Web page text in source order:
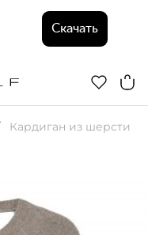
Скачать
Кардиган из шерсти